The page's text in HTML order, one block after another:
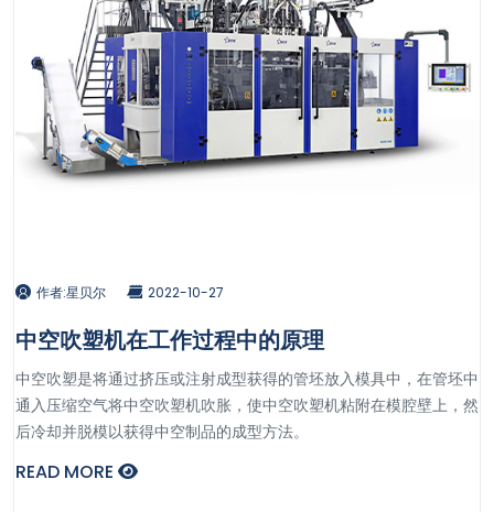
作者:星贝尔 2022-10-27
中空吹塑机在工作过程中的原理
​中空吹塑是将通过挤压或注射成型获得的管坯放入模具中，在管坯中
通入压缩空气将中空吹塑机吹胀，使中空吹塑机粘附在模腔壁上，然
后冷却并脱模以获得中空制品的成型方法。
READ MORE